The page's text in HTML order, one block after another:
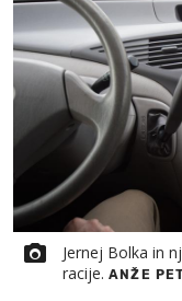
Jernej Bolka in
racije. ANŽE